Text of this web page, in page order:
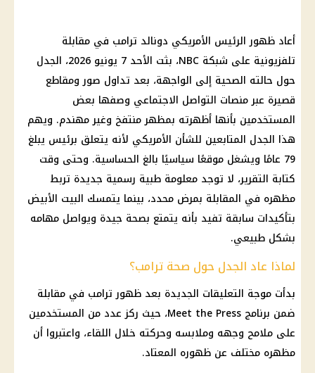
أعاد ظهور الرئيس الأمريكي دونالد ترامب في مقابلة
تلفزيونية على شبكة NBC، بثت الأحد 7 يونيو 2026، الجدل
حول حالته الصحية إلى الواجهة، بعد تداول صور ومقاطع
قصيرة عبر منصات التواصل الاجتماعي وصفها بعض
المستخدمين بأنها أظهرته بمظهر منتفخ وغير مهندم. ويهم
هذا الجدل المتابعين للشأن الأمريكي لأنه يتعلق برئيس يبلغ
79 عامًا ويشغل موقعًا سياسيًا بالغ الحساسية. وحتى وقت
كتابة التقرير، لا توجد معلومة طبية رسمية جديدة تربط
مظهره في المقابلة بمرض محدد، بينما يتمسك البيت الأبيض
بتأكيدات سابقة تفيد بأنه يتمتع بصحة جيدة ويواصل مهامه
بشكل طبيعي.
لماذا عاد الجدل حول صحة ترامب؟
بدأت موجة التعليقات الجديدة بعد ظهور ترامب في مقابلة
ضمن برنامج Meet the Press، حيث ركز عدد من المستخدمين
على ملامح وجهه وملابسه وحركته خلال اللقاء، واعتبروا أن
مظهره مختلف عن ظهوره المعتاد.